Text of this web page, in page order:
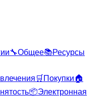
🔧Общее📚Ресурсы
🛒 Покупки🏠
📦Электронная